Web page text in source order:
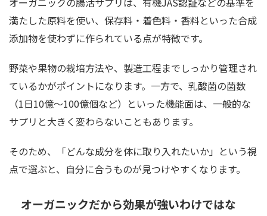
満たした原料を使い、保存料・着色料・香料といった合成
添加物を使わずに作られている点が特徴です。
野菜や果物の栽培方法や、製造工程までしっかり管理され
ているかがポイントになります。一方で、乳酸菌の菌数
（1日10億〜100億個など）といった機能面は、一般的な
サプリと大きく変わらないこともあります。
そのため、「どんな成分を体に取り入れたいか」という視
点で選ぶと、自分に合うものが見つけやすくなります。
オーガニックだから効果が強いわけではな